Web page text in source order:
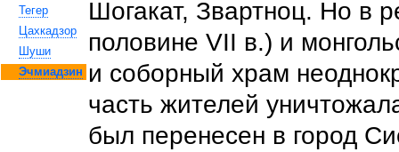
Тегер
Цахкадзор
Шуши
Эчмиадзин
Шогакат, Звартноц. Но в
половине VII в.) и
и соборный храм
часть жителей
был перенесен в город